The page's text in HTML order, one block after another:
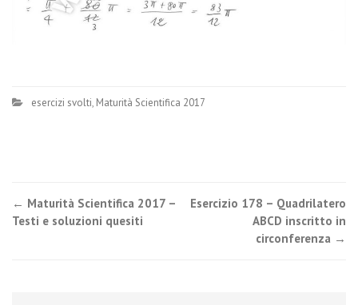
esercizi svolti, Maturità Scientifica 2017
Post
navigation
← Maturità Scientifica 2017 –
Testi e soluzioni quesiti
Esercizio 178 – Quadrilatero
ABCD inscritto in
circonferenza →